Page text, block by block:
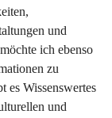
und
ich ebenso
zu
es Wissenswertes
und